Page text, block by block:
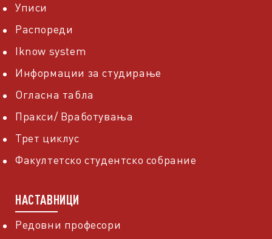
Уписи
Распореди
Iknow system
Информации за студирање
Огласна табла
Пракси/ Вработувања
Трет циклус
Факултетско студентско собрание
НАСТАВНИЦИ
Редовни професори